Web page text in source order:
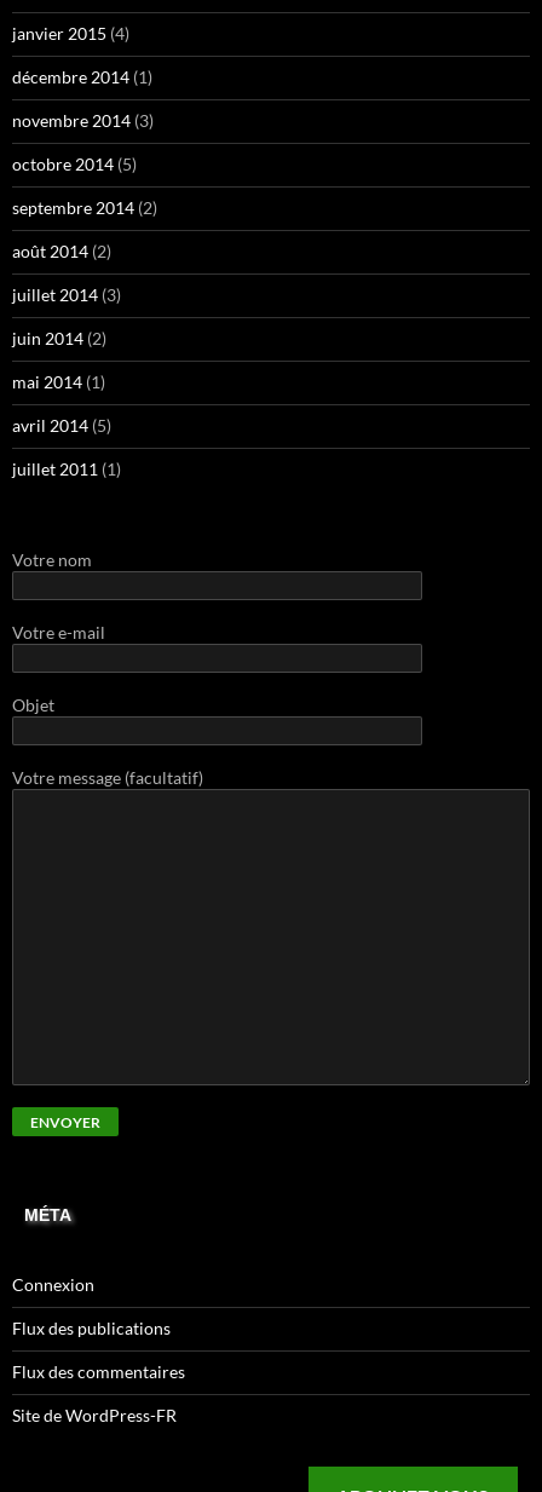
janvier 2015 (4)
décembre 2014 (1)
novembre 2014 (3)
octobre 2014 (5)
septembre 2014 (2)
août 2014 (2)
juillet 2014 (3)
juin 2014 (2)
mai 2014 (1)
avril 2014 (5)
juillet 2011 (1)
Votre nom
Votre e-mail
Objet
Votre message (facultatif)
MÉTA
Connexion
Flux des publications
Flux des commentaires
Site de WordPress-FR